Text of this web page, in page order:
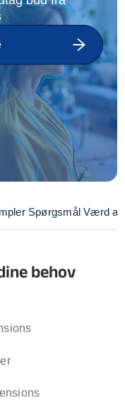
Spørgsmål Værd at
behov